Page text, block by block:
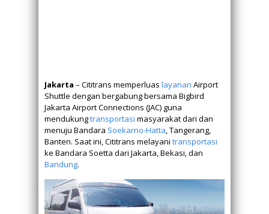
Jakarta – Cititrans memperluas layanan Airport
Shuttle dengan bergabung bersama Bigbird
Jakarta Airport Connections (JAC) guna
mendukungtransportasi masyarakat dari dan
menuju Bandara Soekarno-Hatta, Tangerang,
Banten. Saat ini, Cititrans melayani transportasi
ke Bandara Soetta dari Jakarta, Bekasi, dan
Bandung.